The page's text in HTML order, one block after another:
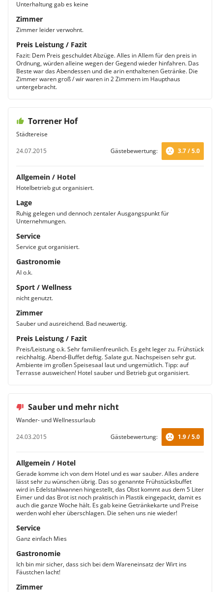
Unterhaltung gab es keine
Zimmer
Zimmer leider verwohnt.
Preis Leistung / Fazit
Fazit: Dem Preis geschuldet Abzüge. Alles in Allem für den preis in
Ordnung, würden alleine wegen der Gegend wieder hinfahren. Das
Beste war das Abendessen und die arin enthaltenen Getränke. Die
Zimmer waren groß / wir waren in 2 Zimmern im Haupthaus
untergebracht.
Torrener Hof
Städtereise
24.07.2015
Gästebewertung: 3.7 / 5.0
Allgemein / Hotel
Hotelbetrieb gut organisiert.
Lage
Ruhig gelegen und dennoch zentaler Ausgangspunkt für
Unternehmungen.
Service
Service gut organisiert.
Gastronomie
AI o.k.
Sport / Wellness
nicht genutzt.
Zimmer
Sauber und ausreichend. Bad neuwertig.
Preis Leistung / Fazit
Preis/Leistung o.k. Sehr familienfreunlich. Es geht leger zu. Frühstück
reichhaltig. Abend-Buffet deftig. Salate gut. Nachspeisen sehr gut.
Ambiente im großen Speisesaal laut und ungemütlich. Tipp: auf
Terrasse ausweichen! Hotel sauber und Betrieb gut organisiert.
Sauber und mehr nicht
Wander- und Wellnessurlaub
24.03.2015
Gästebewertung: 1.9 / 5.0
Allgemein / Hotel
Gerade komme ich von dem Hotel und es war sauber. Alles andere
lässt sehr zu wünschen übrig. Das so genannte Frühstücksbuffet
wird in Edelstahlwannen hingestellt, das Obst kommt aus dem 5 Liter
Eimer und das Brot ist noch praktisch in Plastik eingepackt, damit es
auch die ganze Woche hält. Es gab keine Getränkekarte und Preise
werden wohl eher überschlagen. Die sehen uns nie wieder!
Service
Ganz einfach Mies
Gastronomie
Ich bin mir sicher, dass sich bei dem Wareneinsatz der Wirt ins
Fäustchen lacht!
Zimmer